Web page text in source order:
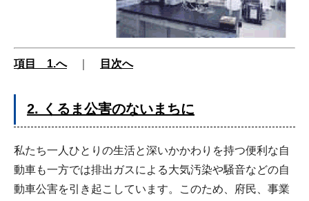
項目 1.へ｜ 目次へ
2. くるま公害のないまちに
私たち一人ひとりの生活と深いかかわりを持つ便利な自
動車も一方では排出ガスによる大気汚染や騒音などの自
動車公害を引き起こしています。このため、府民、事業